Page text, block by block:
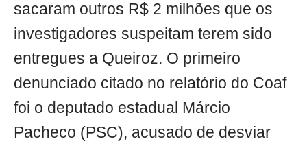
sacaram outros R$ 2 milhões que os
investigadores suspeitam terem sido
entregues a Queiroz. O primeiro
denunciado citado no relatório do Coaf
foi o deputado estadual Márcio
Pacheco (PSC), acusado de desviar